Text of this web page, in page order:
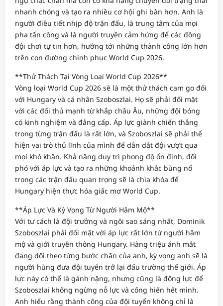
nhanh chóng và tạo ra nhiều cơ hội ghi bàn hơn. Anh là
người điều tiết nhịp độ trận đấu, là trung tâm của mọi
pha tấn công và là người truyền cảm hứng để các đồng
đội chơi tự tin hơn, hướng tới những thành công lớn hơn
trên con đường chinh phục World Cup 2026.
**Thử Thách Tại Vòng Loại World Cup 2026**
Vòng loại World Cup 2026 sẽ là một thử thách cam go đối
với Hungary và cá nhân Szoboszlai. Họ sẽ phải đối mặt
với các đối thủ mạnh từ khắp châu Âu, những đội bóng
có kinh nghiệm và đẳng cấp. Áp lực giành chiến thắng
trong từng trận đấu là rất lớn, và Szoboszlai sẽ phải thể
hiện vai trò thủ lĩnh của mình để dẫn dắt đội vượt qua
mọi khó khăn. Khả năng duy trì phong độ ổn định, đối
phó với áp lực và tạo ra những khoảnh khắc bùng nổ
trong các trận đấu quan trọng sẽ là chìa khóa để
Hungary hiện thực hóa giấc mơ World Cup.
**Áp Lực Và Kỳ Vọng Từ Người Hâm Mộ**
Với tư cách là đội trưởng và ngôi sao sáng nhất, Dominik
Szoboszlai phải đối mặt với áp lực rất lớn từ người hâm
mộ và giới truyền thông Hungary. Hàng triệu ánh mắt
đang dõi theo từng bước chân của anh, kỳ vọng anh sẽ là
người hùng đưa đội tuyển trở lại đấu trường thế giới. Áp
lực này có thể là gánh nặng, nhưng cũng là động lực để
Szoboszlai không ngừng nỗ lực và cống hiến hết mình.
Anh hiểu rằng thành công của đội tuyển không chỉ là